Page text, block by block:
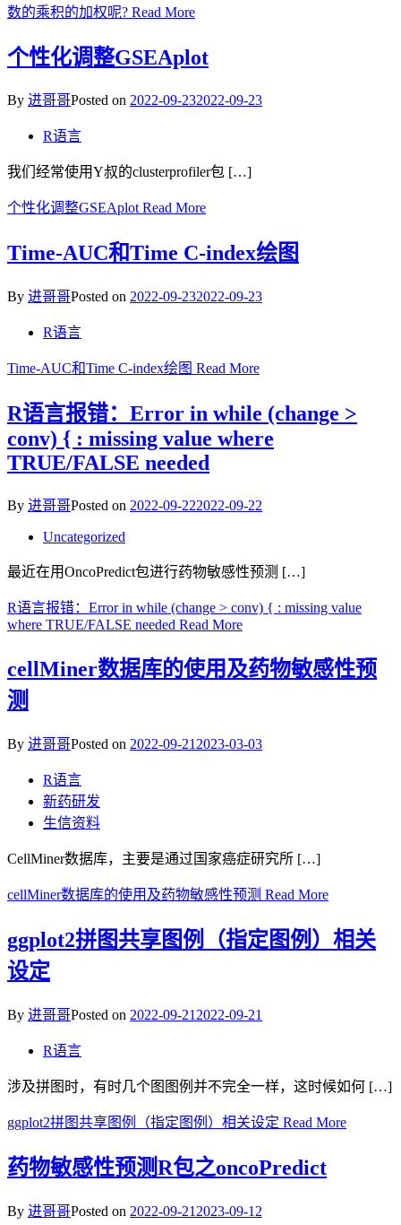
数的乘积的加权呢? Read More
个性化调整GSEAplot
By 进哥哥Posted on 2022-09-232022-09-23
R语言
我们经常使用Y叔的clusterprofiler包 […]
个性化调整GSEAplotRead More
Time-AUC和Time C-index绘图
By 进哥哥Posted on 2022-09-232022-09-23
R语言
Time-AUC和Time C-index绘图 Read More
R语言报错：Error in while (change >
conv) { : missing value where
TRUE/FALSE needed
By 进哥哥Posted on 2022-09-222022-09-22
Uncategorized
最近在用OncoPredict包进行药物敏感性预测 […]
R语言报错：Error in while (change > conv) { : missing value
where TRUE/FALSE needed Read More
cellMiner数据库的使用及药物敏感性预
测
By 进哥哥Posted on 2022-09-21 2023-03-03
R语言
新药研发
生信资料
CellMiner数据库，主要是通过国家癌症研究所 […]
cellMiner数据库的使用及药物敏感性预测 Read More
ggplot2拼图共享图例（指定图例）相关
设定
By 进哥哥Posted on 2022-09-21 2022-09-21
R语言
涉及拼图时，有时几个图图例并不完全一样，这时候如何 […]
ggplot2拼图共享图例（指定图例）相关设定 Read More
药物敏感性预测R包之oncoPredict
By 进哥哥Posted on 2022-09-21 2023-09-12